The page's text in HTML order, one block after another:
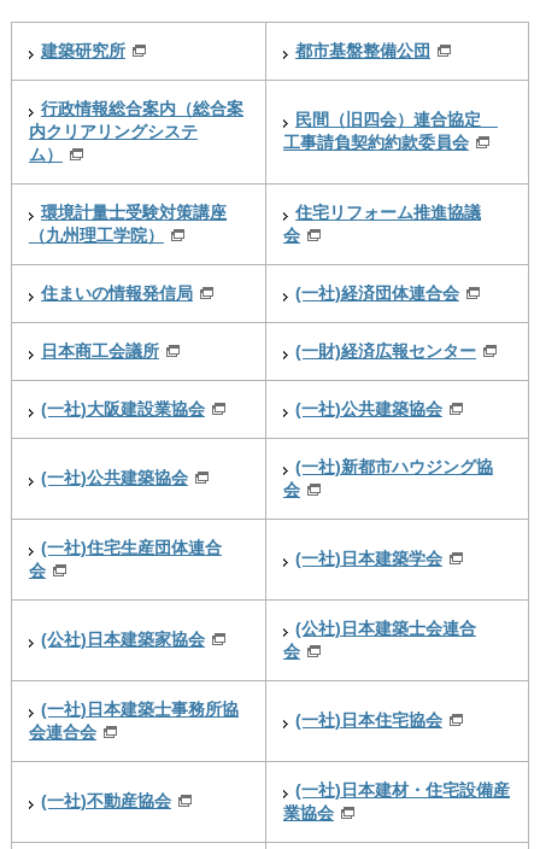
建築研究所 都市基盤整備公団
行政情報総合案内（総合案
内クリアリングシステ
ム）
民間（旧四会）連合協定
工事請負契約約款委員会
環境計量士受験対策講座
（九州理工学院）
住宅リフォーム推進協議
会
住まいの情報発信局 (一社)経済団体連合会
日本商工会議所 (一財)経済広報センター
(一社)大阪建設業協会 (一社)公共建築協会
(一社)公共建築協会
(一社)新都市ハウジング協
会
(一社)住宅生産団体連合
会
(一社)日本建築学会
(公社)日本建築家協会
(公社)日本建築士会連合
会
(一社)日本建築士事務所協
会連合会
(一社)日本住宅協会
(一社)不動産協会
(一社)日本建材・住宅設備産
業協会